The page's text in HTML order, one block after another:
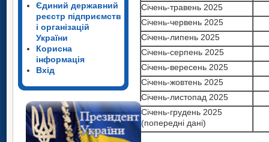
Єдиний державний
реєстр підприємств
і організацій
України
Корисна
інформація
Вхід
Січень-травень 2025
Січень-червень 2025
Січень-липень 2025
Січень-серпень 2025
Січень-вересень 2025
Січень-жовтень 2025
Січень-листопад 2025
Січень-грудень 2025
(попередні дані)